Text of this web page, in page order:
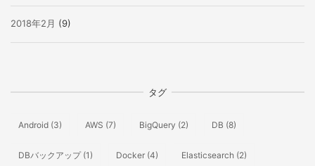
2018年2月 (9)
タグ
Android (3) AWS (7) BigQuery (2) DB (8)
DBバックアップ(1) Docker (4) Elasticsearch (2)